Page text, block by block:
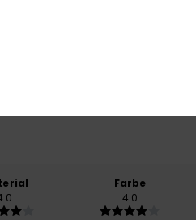
Farbe
4.0